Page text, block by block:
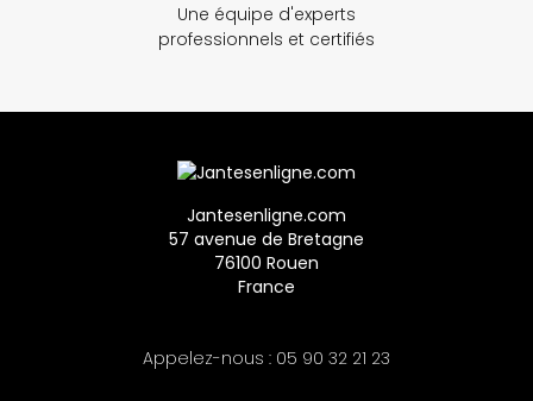
Une équipe d'experts
professionnels et certifiés
Jantesenligne.com
57 avenue de Bretagne
76100 Rouen
France
Appelez-nous : 05 90 32 21 23